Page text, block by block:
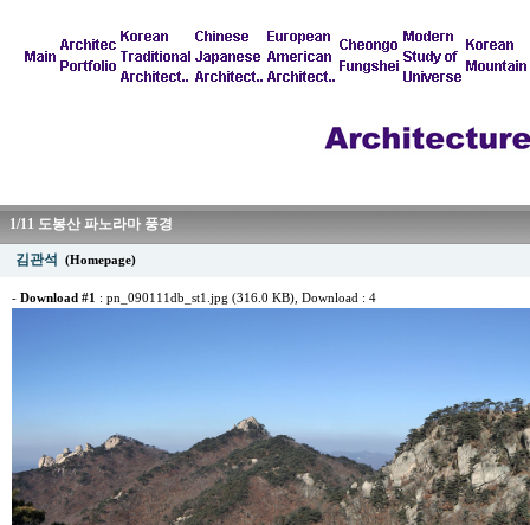
1/11 도봉산 파노라마 풍경
김관석 (Homepage)
- Download #1 : pn_090111db_st1.jpg (316.0 KB) , Download : 4